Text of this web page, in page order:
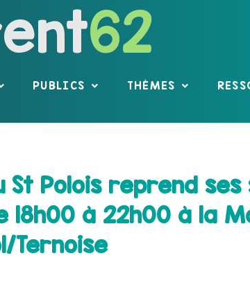
62
PUBLICS THÈMES
St Polois reprend ses
18h00 à 22h00 à la
Ternoise